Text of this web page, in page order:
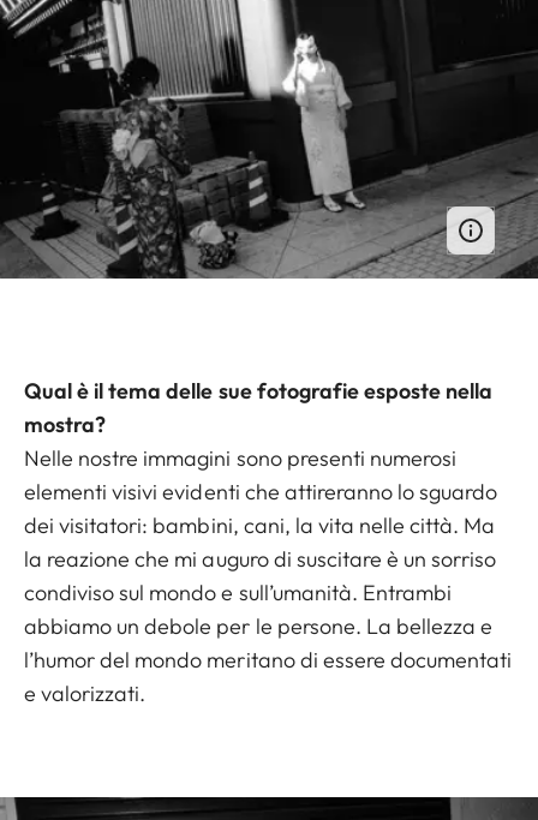
Qual è il tema delle sue fotografie esposte nella
mostra?
Nelle nostre immagini sono presenti numerosi
elementi visivi evidenti che attireranno lo sguardo
dei visitatori: bambini, cani, la vita nelle città. Ma
la reazione che mi auguro di suscitare è un sorriso
condiviso sul mondo e sull’umanità. Entrambi
abbiamo un debole per le persone. La bellezza e
l’humor del mondo meritano di essere documentati
e valorizzati.